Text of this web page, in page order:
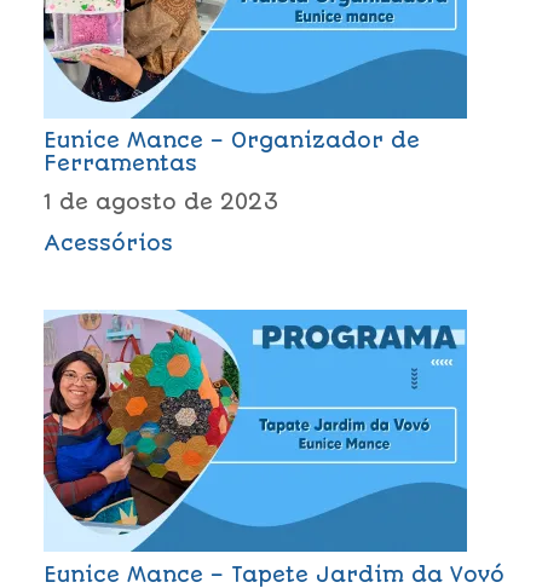
Eunice Mance – Organizador de
Ferramentas
1 de agosto de 2023
Acessórios
Eunice Mance – Tapete Jardim da Vovó